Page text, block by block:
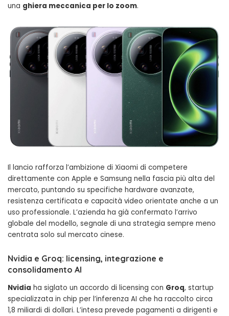
una ghiera meccanica per lo zoom.
Il lancio rafforza l’ambizione di Xiaomi di competere
direttamente con Apple e Samsung nella fascia più alta del
mercato, puntando su specifiche hardware avanzate,
resistenza certificata e capacità video orientate anche a un
uso professionale. L’azienda ha già confermato l’arrivo
globale del modello, segnale di una strategia sempre meno
centrata solo sul mercato cinese.
Nvidia e Groq: licensing, integrazione e
consolidamento AI
Nvidia ha siglato un accordo di licensing con Groq, startup
specializzata in chip per l’inferenza AI che ha raccolto circa
1,8 miliardi di dollari. L’intesa prevede pagamenti a dirigenti e